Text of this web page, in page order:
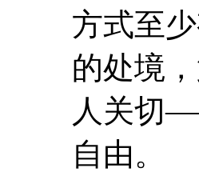
方式至
的处境
人关切
自由。